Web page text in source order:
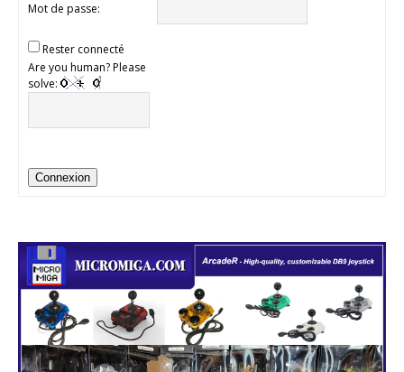
Mot de passe:
Rester connecté
Are you human? Please
solve:
Connexion